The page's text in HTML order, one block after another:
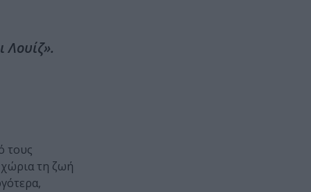
Λουίζ».
τους
τη ζωή